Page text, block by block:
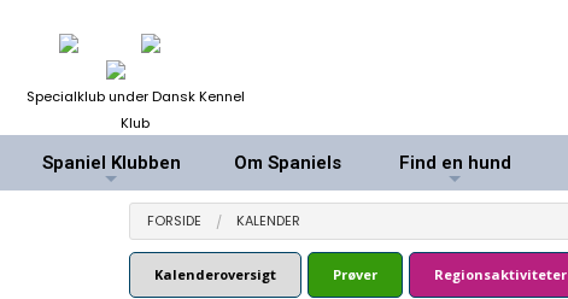
Specialklub under Dansk Kennel
Klub
Spaniel Klubben Om Spaniels
+
Find en hund
FORSIDE KALENDER
Kalenderoversigt Prøver Regionsaktiviteter